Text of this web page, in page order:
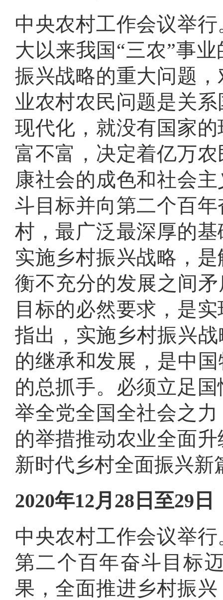
中央农村工作会议举行
大以来我国“三农”事
振兴战略的重大问题
业农村农民问题是关
现代化，就没有国家
富不富，决定着亿万
康社会的成色和社会
斗目标并向第二个百
村，最广泛最深厚的
实施乡村振兴战略，
衡不充分的发展之间
目标的必然要求，是
指出，实施乡村振兴
的继承和发展，是中
的总抓手。 必须立足
举全党全国全社会之
的举措推动农业全面
新时代乡村全面振兴新
2020年12月28日至29日
中央农村工作会议举行
第二个百年奋斗目标
果，全面推进乡村振